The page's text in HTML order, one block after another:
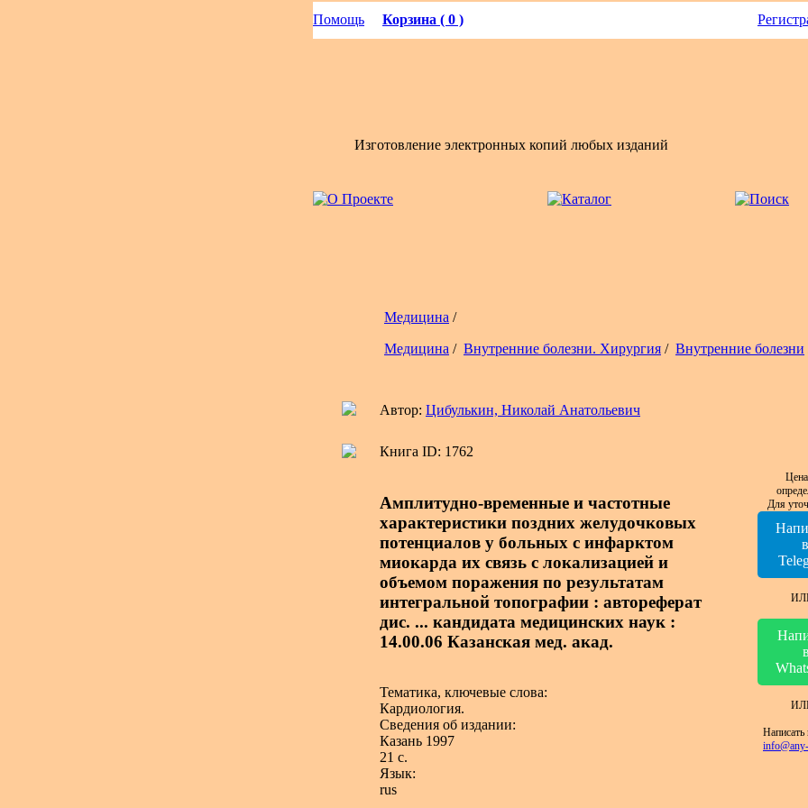
Помощь Корзина ( 0 )
Изготовление электронных копий любых изданий
Медицина /
Медицина / Внутренние болезни. Хирургия / Внутренние болезни
Автор: Цибулькин, Николай Анатольевич
Книга ID: 1762
Амплитудно-временные и частотные
характеристики поздних желудочковых
потенциалов у больных с инфарктом
миокарда их связь с локализацией и
объемом поражения по результатам
интегральной топографии : автореферат
дис. ... кандидата медицинских наук :
14.00.06 Казанская мед. акад.
Тематика, ключевые слова:
Кардиология.
Сведения об издании:
Казань 1997
21 с.
Язык:
rus
Для
в
в
Написать